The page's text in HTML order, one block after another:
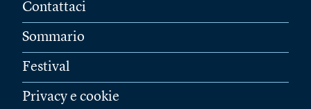
Contattaci
Sommario
Festival
Privacy e cookie